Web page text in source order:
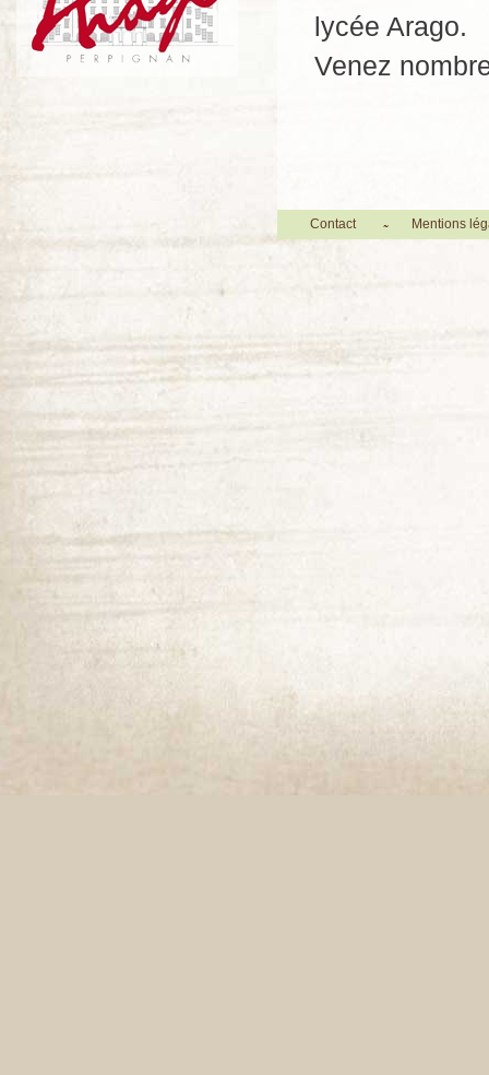
lycée Arago.
Venez
Contact Mentions